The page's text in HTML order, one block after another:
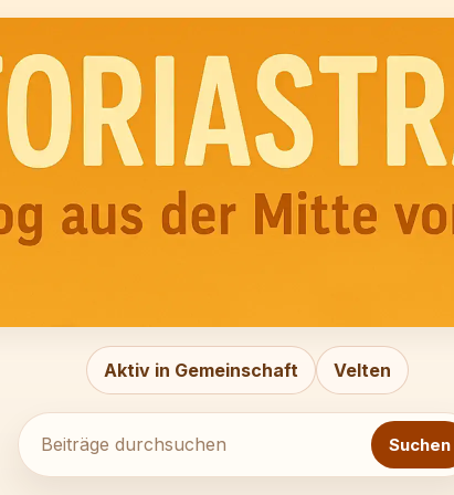
Aktiv in Gemeinschaft Velten
Beiträge
Suchen